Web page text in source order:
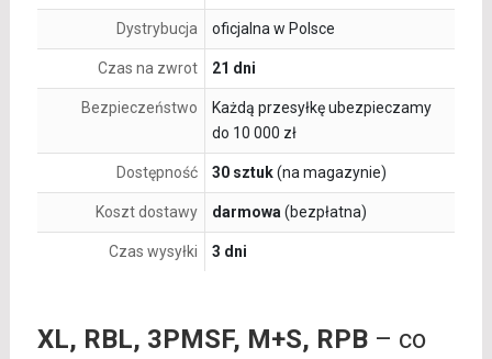
Dystrybucja oficjalna w Polsce
Czas na zwrot 21 dni
Bezpieczeństwo
Każdą przesyłkę ubezpieczamy
do 10 000 zł
Dostępność 30 sztuk(na magazynie)
Koszt dostawy darmowa (bezpłatna)
Czas wysyłki 3 dni
XL, RBL, 3PMSF, M+S, RPB– co